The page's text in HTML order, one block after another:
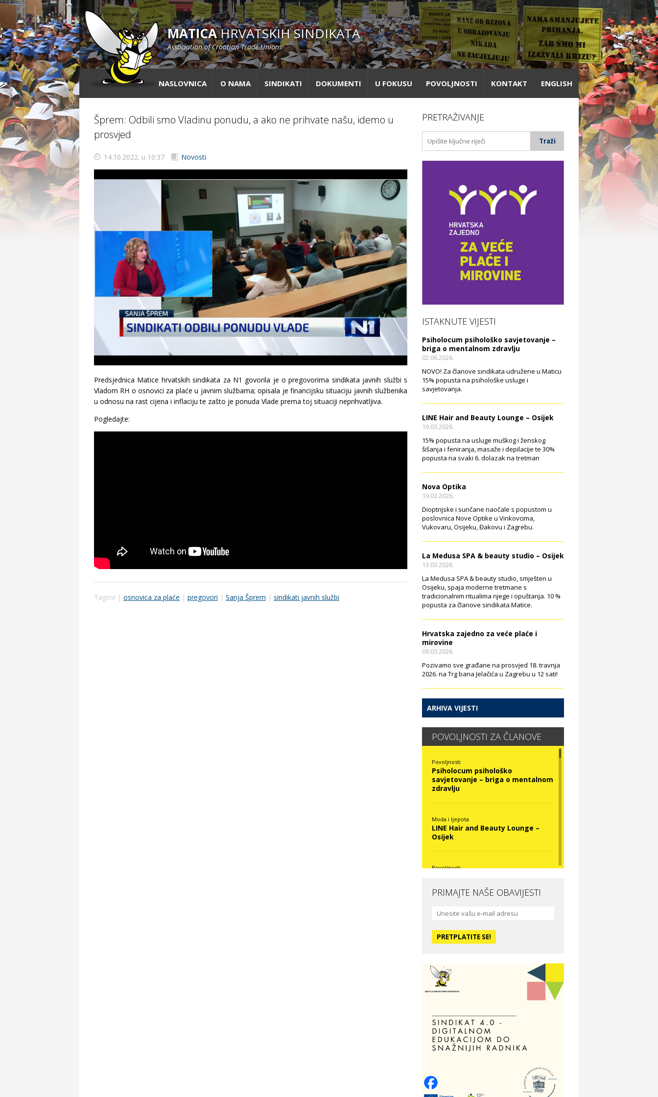
MATICAHRVATSKIH SINDIKATA
Association of Croatian Trade Unions
NASLOVNICA O NAMA SINDIKATI DOKUMENTI U FOKUSU POVOLJNOSTI KONTAKT ENGLISH
Šprem: Odbili smo Vladinu ponudu, a ako ne prihvate našu, idemo u
prosvjed
14.10.2022. u 10:37 Novosti
Predsjednica Matice hrvatskih sindikata za N1 govorila je o pregovorima sindikata javnih službi s
Vladom RH o osnovici za plaće u javnim službama; opisala je financijsku situaciju javnih službenika
u odnosu na rast cijena i inflaciju te zašto je ponuda Vlade prema toj situaciji neprihvatljiva.
Pogledajte:
Tagovi | osnovica za plaće | pregovori | Sanja Šprem | sindikati javnih službi
PRETRAŽIVANJE
ISTAKNUTE VIJESTI
Psiholocum psihološko savjetovanje –
briga o mentalnom zdravlju
02.06.2026.
NOVO! Za članove sindikata udružene u Maticu
15% popusta na psihološke usluge i
savjetovanja.
LINE Hair and Beauty Lounge – Osijek
19.03.2026.
15% popusta na usluge muškog i ženskog
šišanja i feniranja, masaže i depilacije te 30%
popusta na svaki 6. dolazak na tretman
Nova Optika
19.03.2026.
Dioptrijske i sunčane naočale s popustom u
poslovnica Nove Optike u Vinkovcima,
Vukovaru, Osijeku, Đakovu i Zagrebu.
La Medusa SPA & beauty studio – Osijek
13.03.2026.
La Medusa SPA & beauty studio, smješten u
Osijeku, spaja moderne tretmane s
tradicionalnim ritualima njege i opuštanja. 10 %
popusta za članove sindikata Matice.
Hrvatska zajedno za veće plaće i
mirovine
09.03.2026.
Pozivamo sve građane na prosvjed 18. travnja
2026. na Trg bana Jelačića u Zagrebu u 12 sati!
ARHIVA VIJESTI
POVOLJNOSTI ZA ČLANOVE
Povoljnosti
Psiholocum psihološko
savjetovanje – briga o mentalnom
zdravlju
Moda i ljepota
LINE Hair and Beauty Lounge –
Osijek
Povoljnosti
La Medusa SPA & beauty studio –
Hotel Vila Ružica Crikvenica
Odmor
Villa Baranja – popust na smještaj
Povoljnosti
Optika Adrialeće – online i fizičke
optike
PRIMAJTE NAŠE OBAVIJESTI